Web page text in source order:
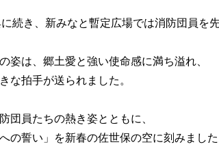
続き、新みなと暫定広場では消防団員を
姿は、郷土愛と強い使命感に満ち溢れ、
な拍手が送られました。
団員たちの熱き姿とともに、
の誓い」を新春の佐世保の空に刻みました